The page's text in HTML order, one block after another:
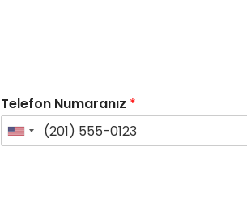
Telefon Numaranız *